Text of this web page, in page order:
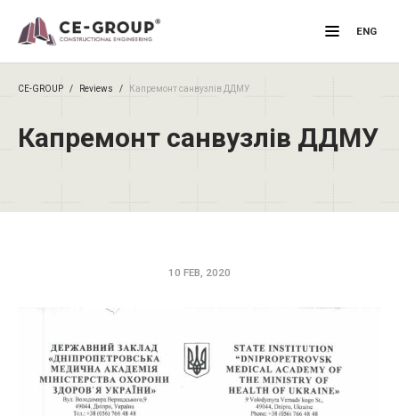
Primary
ENG
CE-GROUP / Reviews / Капремонт санвузлів ДДМУ
Капремонт санвузлів ДДМУ
10 FEB, 2020